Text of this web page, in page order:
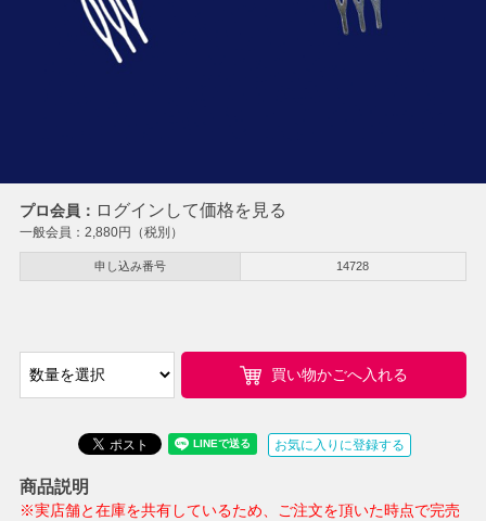
プロ会員： ログインして価格を見る
一般会員： 2,880円（税別）
申し込み番号 14728
買い物かごへ入れる
お気に入りに登録する
商品説明
※実店舗と在庫を共有しているため、ご注文を頂いた時点で完売